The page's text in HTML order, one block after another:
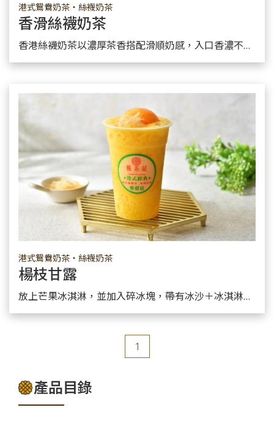
了解產品
港式鴛鴦奶茶・絲襪奶茶
香滑絲襪奶茶
香港絲襪奶茶以濃厚茶香搭配滑順奶感，入口香濃不膩，是港式茶餐廳最經典、最具代表性的招牌飲品。
了解產品
港式鴛鴦奶茶・絲襪奶茶
楊枝甘露
放上芒果冰淇淋，並加入碎冰塊，帶有冰沙＋冰淇淋的雙重口感。
1
產品目錄